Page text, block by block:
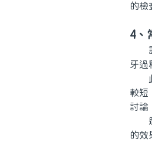
的檢
4、
許
牙過
此
較短
討論
還
的效